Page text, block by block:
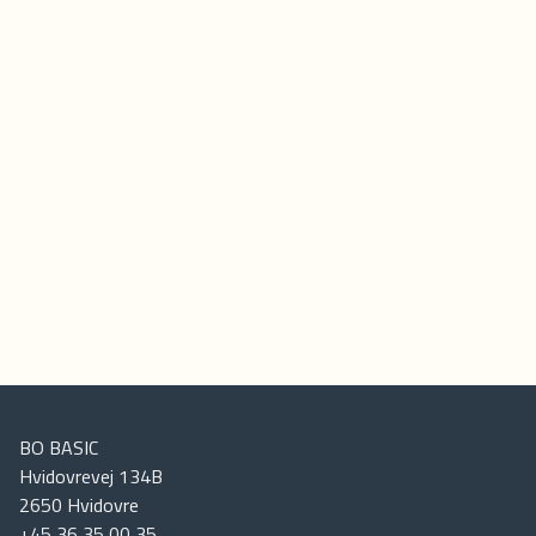
BO BASIC
Hvidovrevej 134B
2650 Hvidovre